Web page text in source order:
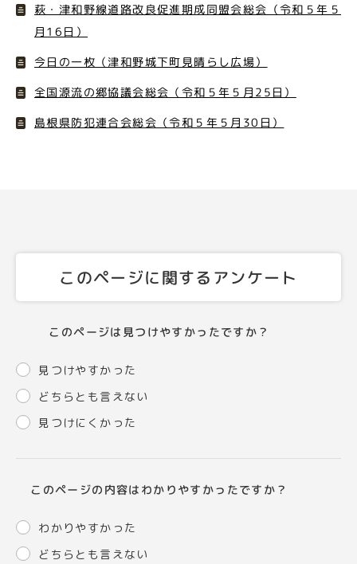
萩・津和野線道路改良促進期成同盟会総会（令和５年５
月16日）
今日の一枚（津和野城下町見晴らし広場）
全国源流の郷協議会総会（令和５年５月25日）
島根県防犯連合会総会（令和５年５月30日）
このページに関するアンケート
このページは見つけやすかったですか？
見つけやすかった
どちらとも言えない
見つけにくかった
このページの内容はわかりやすかったですか？
わかりやすかった
どちらとも言えない